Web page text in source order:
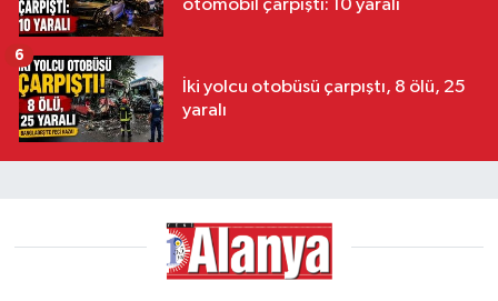
otomobil çarpıştı: 10 yaralı
İki yolcu otobüsü çarpıştı, 8 ölü, 25
yaralı
6